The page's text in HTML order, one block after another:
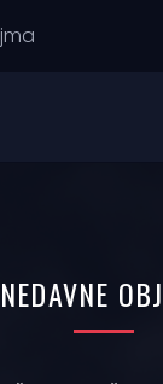
NEDAVNE